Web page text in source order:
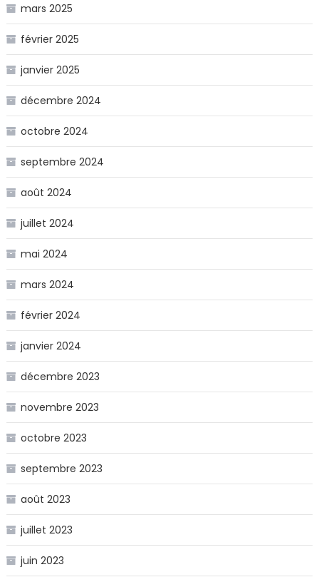
mars 2025
février 2025
janvier 2025
décembre 2024
octobre 2024
septembre 2024
août 2024
juillet 2024
mai 2024
mars 2024
février 2024
janvier 2024
décembre 2023
novembre 2023
octobre 2023
septembre 2023
août 2023
juillet 2023
juin 2023